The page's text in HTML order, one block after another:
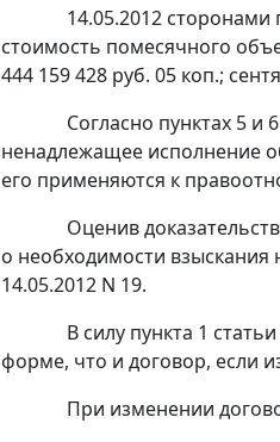
14.05.2012
стоимость помесячного
444 159 428 руб. 05 коп.;
Согласно пунктах 5 и
ненадлежащее исполнение
его применяются к
Оценив
о необходимости
14.05.2012 N 19.
В силу пункта 1
форме, что и договор, если
При изменении